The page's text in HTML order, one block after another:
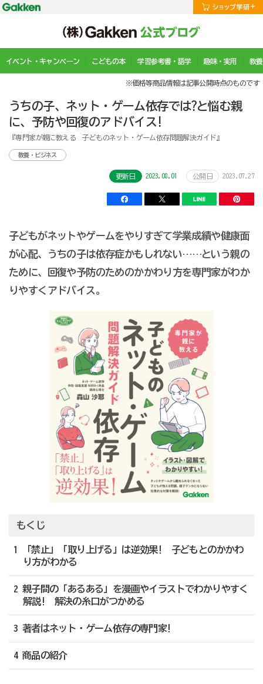
イベント・キャンペーン こどもの本 学習参考書・語学 趣味・実用 教
※価格等商品情報は記事公開時点のものです
うちの子、ネット・ゲーム依存では?と悩む親
に、予防や回復のアドバイス!
『専門家が親に教える 子どものネット・ゲーム依存問題解決ガイド』
教養・ビジネス
更新日 2023.08.01 公開日 2023.07.27
子どもがネットやゲームをやりすぎて学業成績や健康面
が心配、うちの子は依存症かもしれない……という親の
ために、回復や予防のためのかかわり方を専門家がわか
りやすくアドバイス。
もくじ
1 「禁止」「取り上げる」は逆効果! 子どもとのかかわ
り方がわかる
2 親子間の「あるある」を漫画やイラストでわかりやすく
解説! 解決の糸口がつかめる
3 著者はネット・ゲーム依存の専門家!
4 商品の紹介